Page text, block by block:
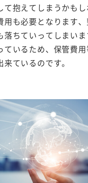
て抱えてしまうかも
用も必要となります
落ちていってしまい
ているため、保管費
来ているのです。